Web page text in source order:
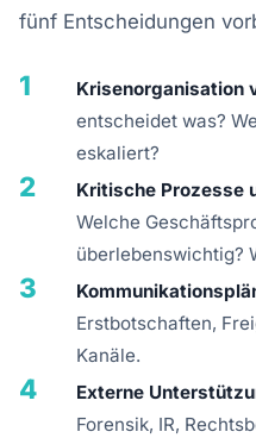
fünf Entscheidungen
1 Krisenorganisation
entscheidet was?
eskaliert?
2
Kritische Prozesse
Welche
überlebenswichtig?
3
Erstbotschaften,
Kanäle.
4
Externe
Forensik, IR,